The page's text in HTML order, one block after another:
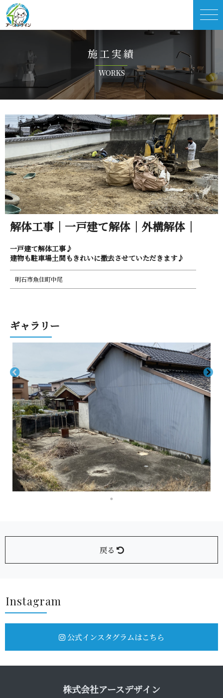
施 工 実 績
W O R K S
解体工事｜一戸建て解体｜外 構 解 体 ｜
一戸建て解体工事♪
建物も駐車場土間もきれいに撤去させていただきます♪
明石市魚住町中尾
ギ ャ ラ リ ー
戻る
Insta g r a m
公式インスタグラムはこちら
株式会社アース デ ザ イ ン